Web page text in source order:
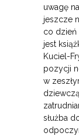
uwagę
jeszcze
co dzień
jest
Kuciel-
pozycji
w
służba